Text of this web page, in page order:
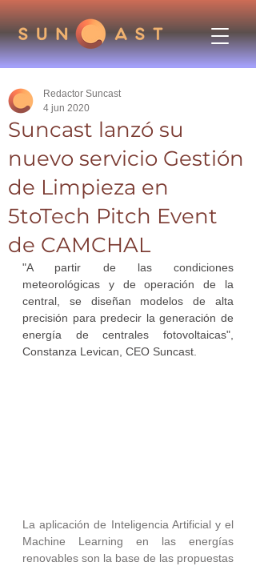
Suncast lanzó su
nuevo servicio Gestión
de Limpieza en
5toTech Pitch Event
de CAMCHAL
Redactor Suncast
4 jun 2020
"A partir de las condiciones
meteorológicas y de operación de la
central, se diseñan modelos de alta
precisión para predecir la generación de
energía de centrales fotovoltaicas",
Constanza Levican, CEO Suncast.
La aplicación de Inteligencia Artificial y el
Machine Learning en las energías
renovables son la base de las propuestas